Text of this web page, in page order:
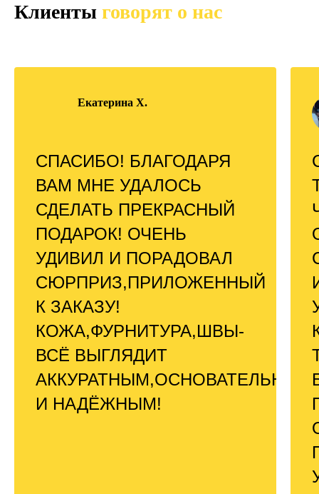
Клиенты говорят о нас
Екатерина Х.
СПАСИБО! БЛАГОДАРЯ
ВАМ МНЕ УДАЛОСЬ
СДЕЛАТЬ ПРЕКРАСНЫЙ
ПОДАРОК! ОЧЕНЬ
УДИВИЛ И ПОРАДОВАЛ
СЮРПРИЗ,ПРИЛОЖЕННЫЙ
К ЗАКАЗУ!
КОЖА,ФУРНИТУРА,ШВЫ-
ВСЁ ВЫГЛЯДИТ
АККУРАТНЫМ,ОСНОВАТЕЛЬНЫМ
И НАДЁЖНЫМ!